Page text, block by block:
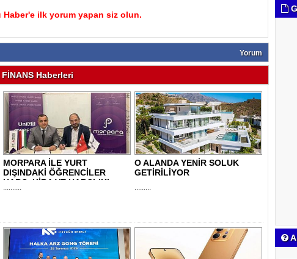
Haber'e ilk yorum yapan siz olun.
Yorum
FİNANS Haberleri
MORPARA İLE YURT
DIŞINDAKİ ÖĞRENCİLER
HARÇ, KİRA VE HARÇLIKL..
..........
O ALANDA YENİR SOLUK
GETİRİLİYOR
.........